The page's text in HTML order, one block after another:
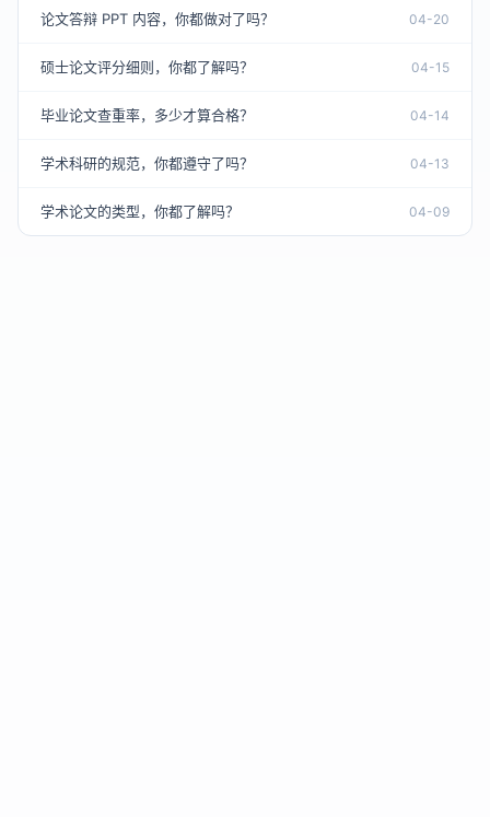
论文答辩 PPT 内容，你都做对了吗？ 04-20
硕士论文评分细则，你都了解吗？ 04-15
毕业论文查重率，多少才算合格？ 04-14
学术科研的规范，你都遵守了吗？ 04-13
学术论文的类型，你都了解吗？ 04-09